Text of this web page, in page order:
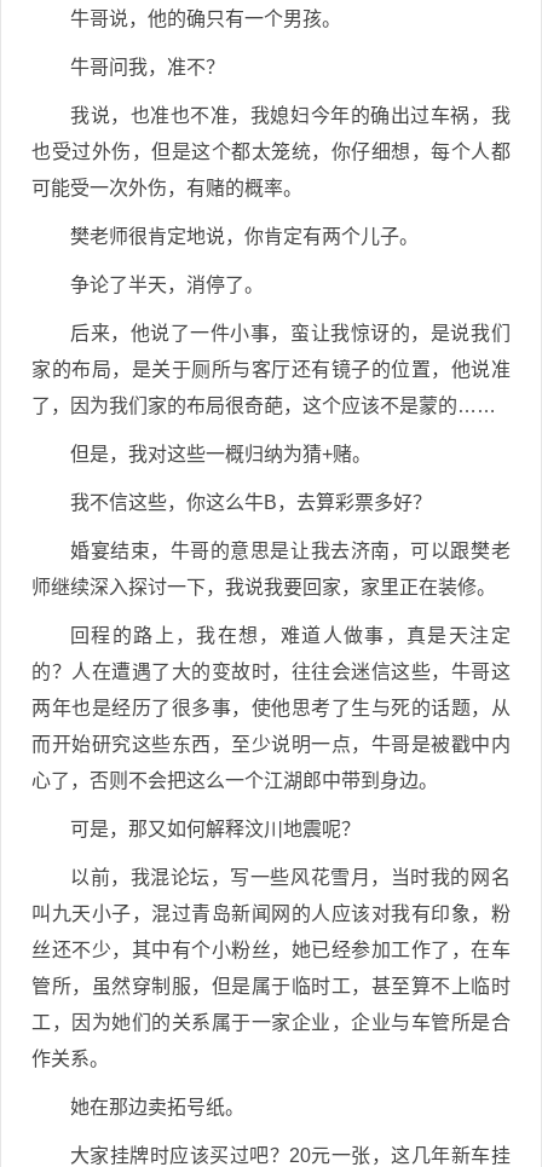
牛哥说，他的确只有一个男孩。
牛哥问我，准不？
我说，也准也不准，我媳妇今年的确出过车祸，我
也受过外伤，但是这个都太笼统，你仔细想，每个人都
可能受一次外伤，有赌的概率。
樊老师很肯定地说，你肯定有两个儿子。
争论了半天，消停了。
后来，他说了一件小事，蛮让我惊讶的，是说我们
家的布局，是关于厕所与客厅还有镜子的位置，他说准
了，因为我们家的布局很奇葩，这个应该不是蒙的……
但是，我对这些一概归纳为猜+赌。
我不信这些，你这么牛B，去算彩票多好？
婚宴结束，牛哥的意思是让我去济南，可以跟樊老
师继续深入探讨一下，我说我要回家，家里正在装修。
回程的路上，我在想，难道人做事，真是天注定
的？人在遭遇了大的变故时，往往会迷信这些，牛哥这
两年也是经历了很多事，使他思考了生与死的话题，从
而开始研究这些东西，至少说明一点，牛哥是被戳中内
心了，否则不会把这么一个江湖郎中带到身边。
可是，那又如何解释汶川地震呢？
以前，我混论坛，写一些风花雪月，当时我的网名
叫九天小子，混过青岛新闻网的人应该对我有印象，粉
丝还不少，其中有个小粉丝，她已经参加工作了，在车
管所，虽然穿制服，但是属于临时工，甚至算不上临时
工，因为她们的关系属于一家企业，企业与车管所是合
作关系。
她在那边卖拓号纸。
大家挂牌时应该买过吧？20元一张，这几年新车挂